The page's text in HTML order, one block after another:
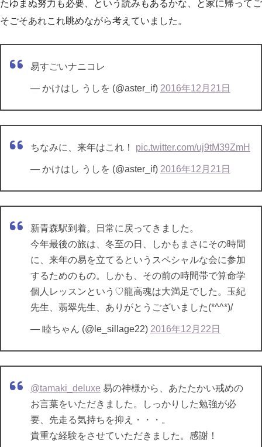
たゆまぬ努力も必要、という読みもあるかな、と家に帰ってご
そごそあれこれ眺めながら考えていました。
易すごいナニコレ
— かけはし うしを (@aster_if) 2016年12月21日
ちなみに、来年はこれ！ pic.twitter.com/uj9tM39ZmH
— かけはし うしを (@aster_if) 2016年12月21日
新青森駅到着。日常に戻ってきました。
今年最後の旅は、冬至の日、しかもまさにその時間
に、来年の易を立てるというスペシャルな会に参加
するためのもの。しかも、その前の時間帯で算命学
個人レッスンという♡龍高魂は大満足でした。玉紀
先生、翡翠先生、ありがとうございました(*^^*)/
— 睦ちゃん (@le_sillage22) 2016年12月22日
@tamaki_deluxe 易の神様から、あたたかい戒めの
お言葉をいただきました。しっかりした勉強が必
要、先走る気持ちを抑え・・・。
貴重な経験をさせていただきました。感謝！